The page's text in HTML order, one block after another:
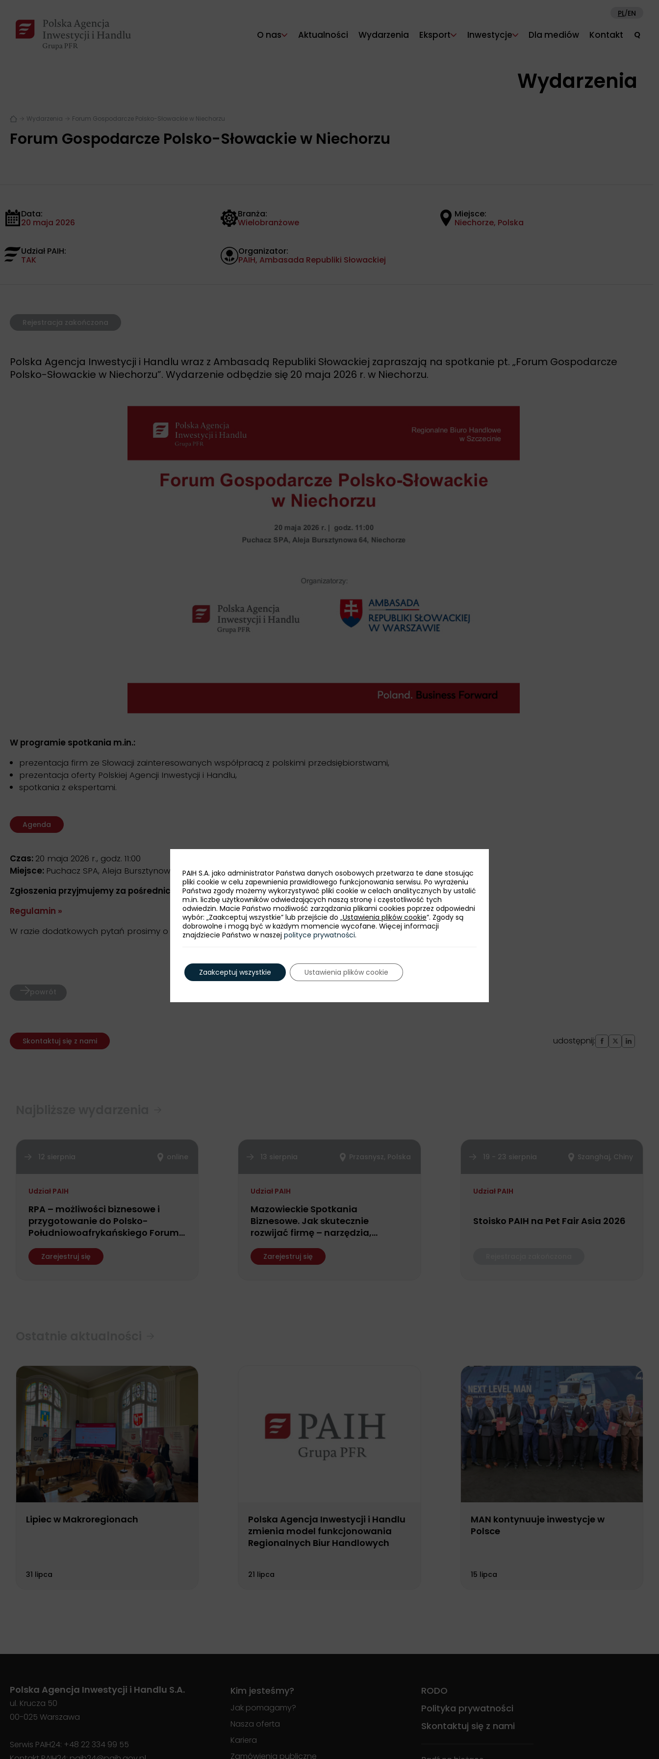
O nas Aktualności Wydarzenia Eksport Inwestycje Dla mediów Kontakt Q
PL/EN
Wydarzenia
Wydarzenia Forum Gospodarcze Polsko-Słowackie w Niechorzu
Forum Gospodarcze Polsko-Słowackie w Niechorzu
Data:
20 maja 2026
Branża:
Wielobranżowe
Miejsce:
Niechorze, Polska
Udział PAIH:
TAK
Organizator:
PAIH, Ambasada Republiki Słowackiej
Rejestracja zakończona
Polska Agencja Inwestycji i Handlu wraz z Ambasadą Republiki Słowackiej zapraszają na spotkanie pt. „Forum Gospodarcze
Polsko-Słowackie w Niechorzu”. Wydarzenie odbędzie się 20 maja 2026 r. w Niechorzu.
W programie spotkania m.in.:
prezentacja firm ze Słowacji zainteresowanych współpracą z polskimi przedsiębiorstwami,
prezentacja oferty Polskiej Agencji Inwestycji i Handlu,
spotkania z ekspertami.
Agenda
Czas: 20 maja 2026 r., godz. 11:00
Miejsce: Puchacz SPA, Aleja Bursztynowa 64, Niechorze
Zgłoszenia przyjmujemy za pośrednictwemformularza rejestracyjnegodo 20 maja 2026 r.
Regulamin »
W razie dodatkowych pytań prosimy o kontakt:lukasz.szelag@paih.gov.pl, +48 887 834 783.
powrót
Skontaktuj się z nami udostępnij:
12 sierpnia online
Udział PAIH
RPA – możliwości biznesowe i
przygotowanie do Polsko-
Południowoafrykańskiego Forum
Zarejestruj się
13 sierpnia Przasnysz, Polska
Udział PAIH
Mazowieckie Spotkania
Biznesowe. Jak skutecznie
rozwijać firmę – narzędzia,
wsparcia dla przedsiębiorców
Zarejestruj się
19 - 23 sierpnia Szanghaj, Chiny
Udział PAIH
Stoisko PAIH na Pet Fair Asia 2026
Lipiec w Makroregionach
31 lipca
Polska Agencja Inwestycji i Handlu
zmienia model funkcjonowania
Regionalnych Biur Handlowych
21 lipca
MAN kontynuuje inwestycje w
Polsce
15 lipca
Polska Agencja Inwestycji i Handlu S.A.
ul. Krucza 50
00-025 Warszawa
Serwis PAIH24: +48 22 334 99 55
Kim jesteśmy?
Jak pomagamy?
Nasza oferta
Kariera
Zamówienia publiczne
RODO
Polityka prywatności
Skontaktuj się z nami
PAIH S.A. jako administrator Państwa danych osobowych przetwarza te dane stosując
pliki cookie w celu zapewnienia prawidłowego funkcjonowania serwisu. Po wyrażeniu
Państwa zgody możemy wykorzystywać pliki cookie w celach analitycznych by ustalić
m.in. liczbę użytkowników odwiedzających naszą stronę i częstotliwość tych
odwiedzin. Macie Państwo możliwość zarządzania plikami cookies poprzez odpowiedni
wybór: „Zaakceptuj wszystkie” lub przejście do „Ustawienia plików cookie”. Zgody są
dobrowolne i mogą być w każdym momencie wycofane. Więcej informacji
znajdziecie Państwo w naszej polityce prywatności.
Zaakceptuj wszystkie Ustawienia plików cookie